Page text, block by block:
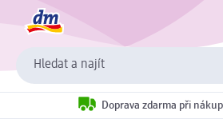
Hledat a najít
Doprava zdarma při